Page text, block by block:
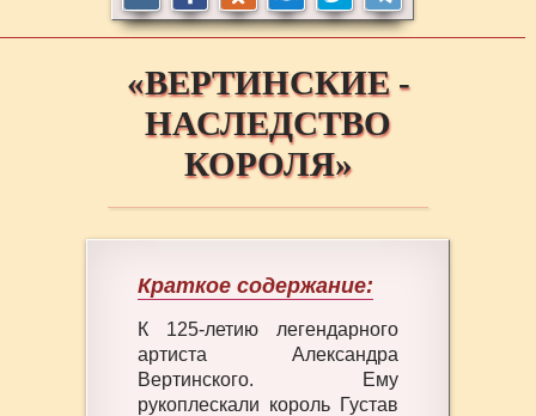
«ВЕРТИНСКИЕ -
НАСЛЕДСТВО
КОРОЛЯ»
Краткое содержание:
К 125-летию легендарного
артиста Александра
Вертинского. Ему
рукоплескали король Густав